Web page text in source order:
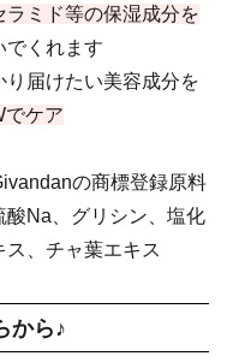
ラミド等の保湿成分を
でくれます
届けたい美容成分を
でケア
の商標登録原料
酸Na、グリシン、塩化
、チャ葉エキス
から♪